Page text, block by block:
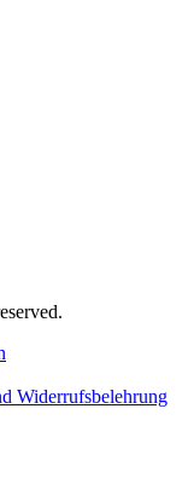
Widerrufsbelehrung